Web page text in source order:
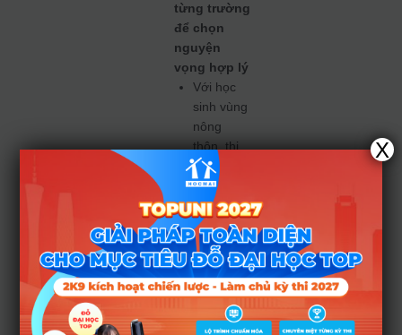
từng trường
để chọn
nguyện
vọng hợp lý
Với học
sinh vùng
nông
thôn, thi
vào THPT
công lập
có thể
khó nếu
điểm thi
< 15–
18/30.
Nguyện
vọng vào
X